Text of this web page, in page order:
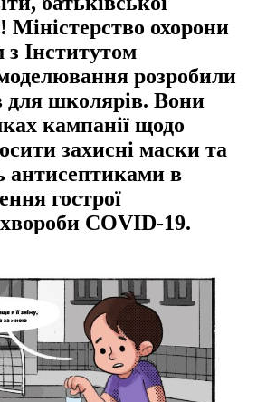
Міністерство охорони
з Інститутом
розробили
для школярів. Вони
кампанії щодо
захисні маски та
антисептиками в
гострої
хвороби COVID-19.